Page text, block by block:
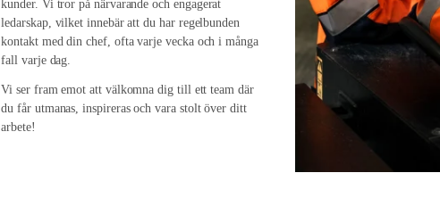
kunder. Vi tror på närvarande och engagerat
ledarskap, vilket innebär att du har regelbunden
kontakt med din chef, ofta varje vecka och i många
fall varje dag.
Vi ser fram emot att välkomna dig till ett team där
du får utmanas, inspireras och vara stolt över ditt
arbete!